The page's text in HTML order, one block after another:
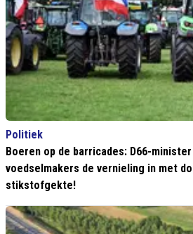
Politiek
Boeren op de barricades: D66-
voedselmakers de vernieling in met
stikstofgekte!